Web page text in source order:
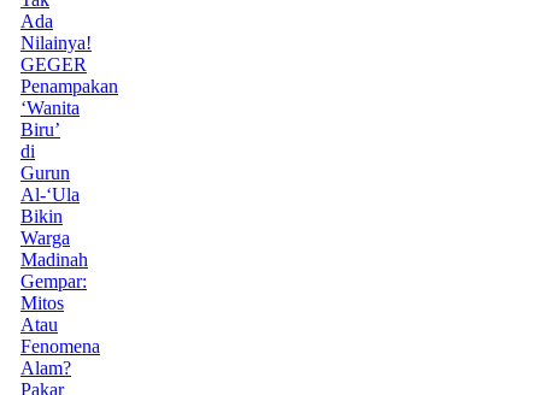
Ada
Nilainya!
GEGER
Penampakan
‘Wanita
Biru’
di
Gurun
Al-‘Ula
Bikin
Warga
Madinah
Gempar:
Mitos
Atau
Fenomena
Alam?
Pakar